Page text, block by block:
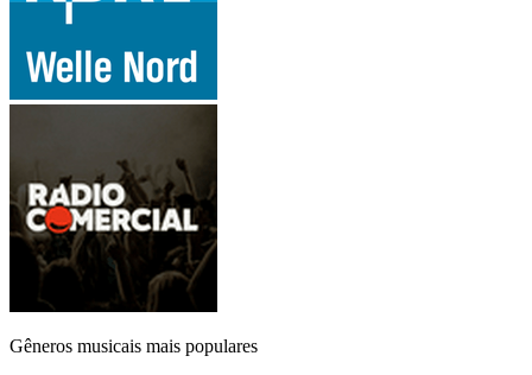
Gêneros musicais mais populares